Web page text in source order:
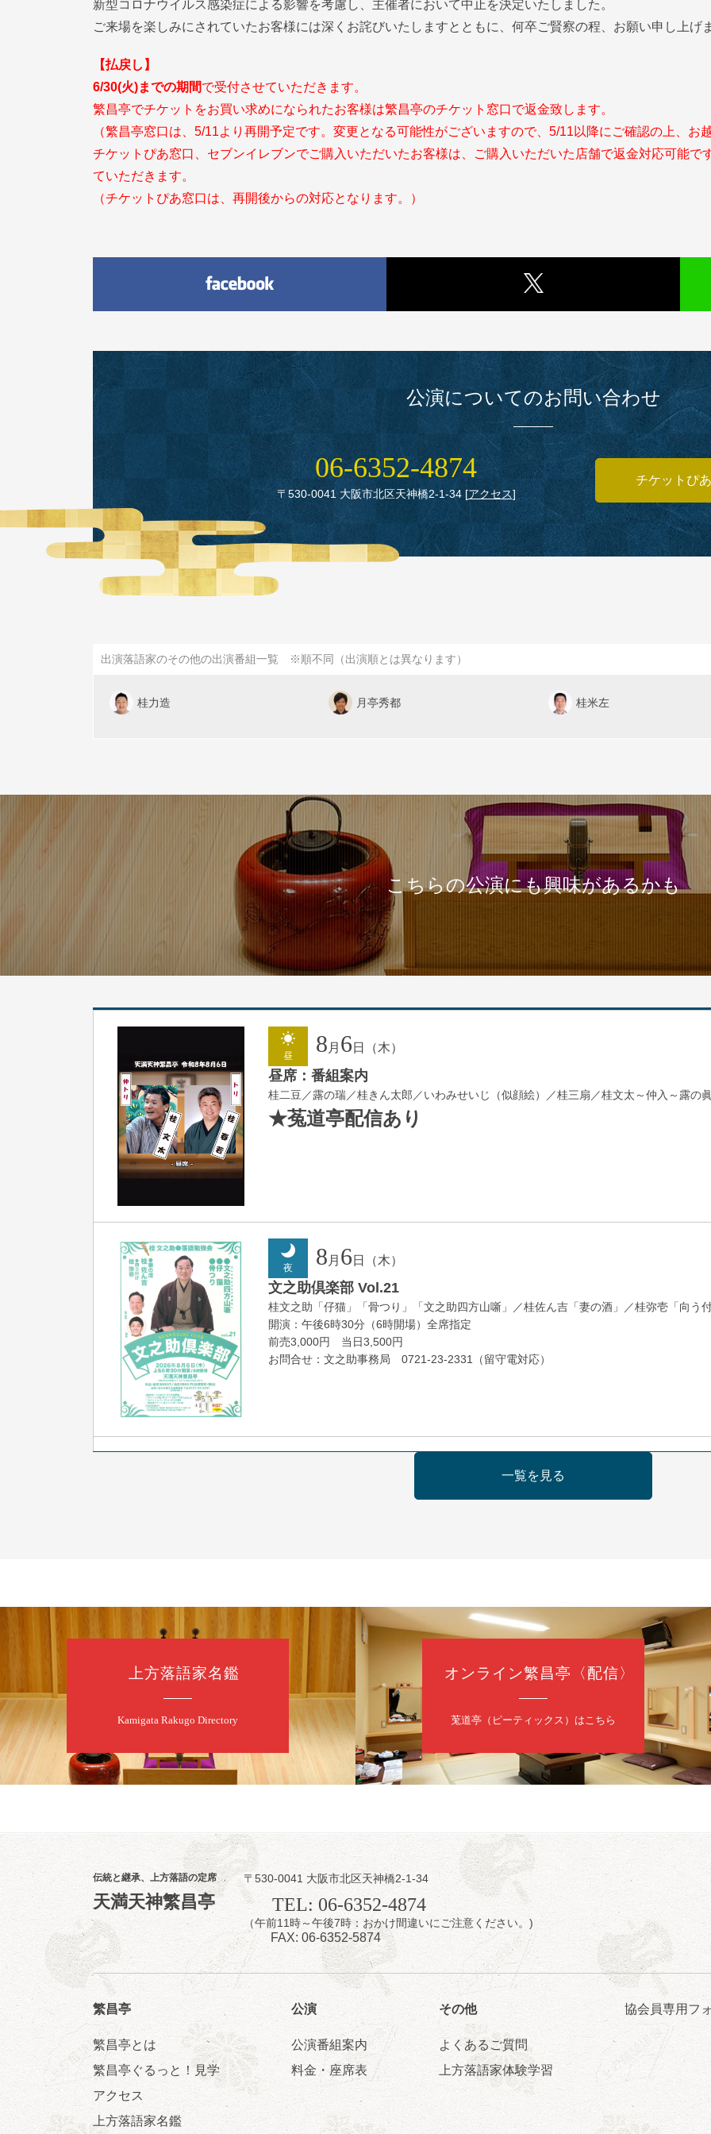
新型コロナウイルス感染症による影響を考慮し、主催者において中止を決定いたしました。
ご来場を楽しみにされていたお客様には深くお詫びいたしますとともに、何卒ご賢察の程、お願い申し上げ
【払戻し】
6/30(火)までの期間で受付させていただきます。
繁昌亭でチケットをお買い求めになられたお客様は繁昌亭のチケット窓口で返金致します。
（繁昌亭窓口は、5/11より再開予定です。変更となる可能性がございますので、5/11以降にご確認の上、お
チケットぴあ窓口、セブンイレブンでご購入いただいたお客様は、ご購入いただいた店舗で返金対応可能で
ていただきます。
（チケットぴあ窓口は、再開後からの対応となります。）
公演についてのお問い合わせ
06‑6352‑4874
〒530‑0041 大阪市北区天神橋2‑1‑34[アクセス]
チケットぴ
出演落語家のその他の出演番組一覧 ※順不同（出演順とは異なります）
桂力造 月亭秀都 桂米左
こちらの公演にも興味があるかも
昼 8月 6 日（木）
昼席：番組案内
桂二豆／露の瑞／桂きん太郎／いわみせいじ（似顔絵）／桂三扇／桂文太～仲入～露の
★菟道亭配信あり
夜 8 月 6 日（木）
文之助倶楽部 Vol.21
桂文之助「仔猫」「骨つり」「文之助四方山噺」／桂佐ん吉「妻の酒」／桂弥壱「向う
開演：午後6時30分（6時開場）全席指定
前売3,000円 当日3,500円
お問合せ：文之助事務局 0721-23-2331（留守電対応）
落語と日本舞踊の会 あわよか連 vol 1
昼 7 日（金）
昼席：番組案内
桂二豆／露の瑞／桂きん太郎／いわみせいじ（似顔絵）／笑福亭笑利／桂文太～仲入
★菟道亭 配信あり
夜 8月 7日（金）
噺家が落語と芝居をしてみる会
桂米之助／桂団治郎／桂弥太郎／桂米舞／是常祐美
開演：午後6時30分（6時開場）全席指定
前売3,500円 当日4,000円
お問合せ：米朝事務所 06-6365-8281（平日10時～18時）
★菟道亭配信あり 配信の購入はこちらをクリック
一覧を見る
上方落語家名鑑
Kamigata Rakugo Directory
オンライン繁昌亭〈配信〉
莵道亭（ピーティックス）はこちら
伝統と継承、上方落語の定席
天満天神繁昌亭
〒530-0041 大阪市北区天神橋2-1-34
TEL: 06-6352-4874
（午前11時～午後7時：おかけ間違いにご注意ください。)
FAX: 06-6352-5874
繁昌亭
繁昌亭とは
繁昌亭ぐるっと！見学
アクセス
上方落語家名鑑
公演
公演番組案内
料金・座席表
その他
よくあるご質問
上方落語家体験学習
協会員専用フ